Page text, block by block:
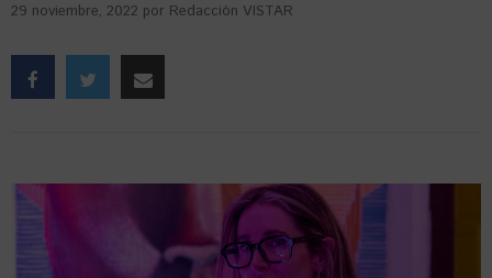
29 noviembre, 2022 por Redacción VISTAR